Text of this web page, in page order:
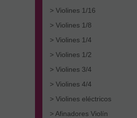
> Violines 1/16
> Violines 1/8
> Violines 1/4
> Violines 1/2
> Violines 3/4
> Violines 4/4
> Violines eléctricos
> Afinadores Violín